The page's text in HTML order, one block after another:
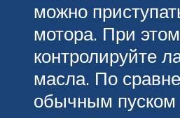
можно
мотора. При
контролируйте
масла. По
обычным пуском